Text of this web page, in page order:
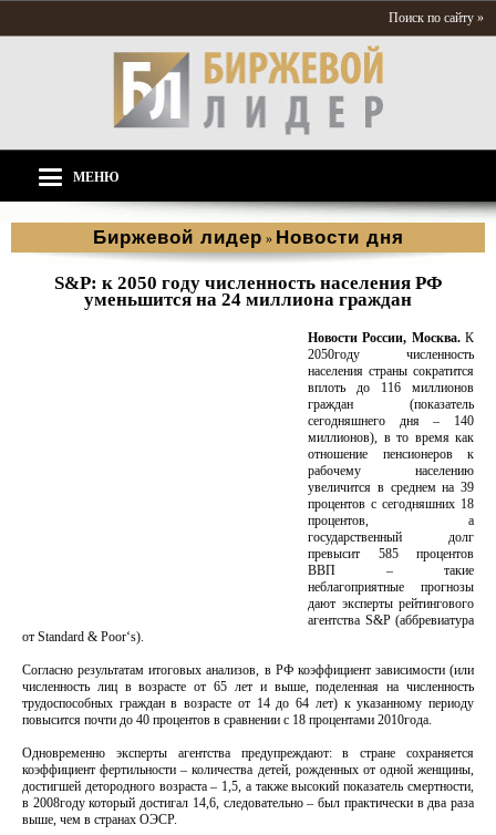
Поиск по сайту »
МЕНЮ
Биржевой лидер » Новости дня
S&P: к 2050 году численность населения РФ
уменьшится на 24 миллиона граждан
Новости России, Москва.К
2050году численность
населения страны сократится
вплоть до 116 миллионов
граждан (показатель
сегодняшнего дня – 140
миллионов), в то время как
отношение пенсионеров к
рабочему населению
увеличится в среднем на 39
процентов с сегодняшних 18
процентов, а
государственный долг
превысит 585 процентов
ВВП – такие
неблагоприятные прогнозы
дают эксперты рейтингового
агентства S&P (аббревиатура
от Standard & Poor‘s).
Согласно результатам итоговых анализов, в РФ коэффициент зависимости (или
численность лиц в возрасте от 65 лет и выше, поделенная на численность
трудоспособных граждан в возрасте от 14 до 64 лет) к указанному периоду
повысится почти до 40 процентов в сравнении с 18 процентами 2010года.
Одновременно эксперты агентства предупреждают: в стране сохраняется
коэффициент фертильности – количества детей, рожденных от одной женщины,
достигшей детородного возраста – 1,5, а также высокий показатель смертности,
в 2008году который достигал 14,6, следовательно – был практически в два раза
выше, чем в странах ОЭСР.